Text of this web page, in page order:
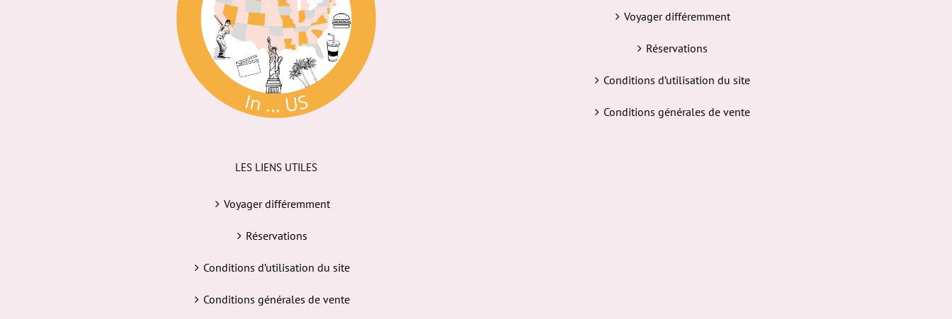
LES LIENS UTILES
Voyager différemment
Réservations
Conditions d’utilisation du site
Conditions générales de vente
Voyager différemment
Réservations
Conditions d’utilisation du site
Conditions générales de vente